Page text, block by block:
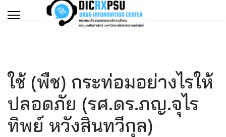
ใช้ (พืช) กระท่อมอย่างไรให้
ปลอดภัย (รศ.ดร.ภญ.จุไร
ทิพย์ หวังสินทวีกุล)